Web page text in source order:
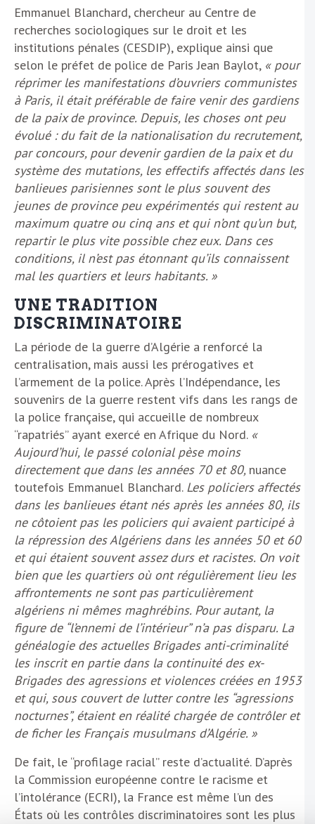
Emmanuel Blanchard, chercheur au Centre de
recherches sociologiques sur le droit et les
institutions pénales (CESDIP), explique ainsi que
selon le préfet de police de Paris Jean Baylot, « pour
réprimer les manifestations d’ouvriers communistes
à Paris, il était préférable de faire venir des gardiens
de la paix de province. Depuis, les choses ont peu
évolué : du fait de la nationalisation du recrutement,
par concours, pour devenir gardien de la paix et du
système des mutations, les effectifs affectés dans les
banlieues parisiennes sont le plus souvent des
jeunes de province peu expérimentés qui restent au
maximum quatre ou cinq ans et qui n’ont qu’un but,
repartir le plus vite possible chez eux. Dans ces
conditions, il n’est pas étonnant qu’ils connaissent
mal les quartiers et leurs habitants. »
UNE TRADITION
DISCRIMINATOIRE
La période de la guerre d’Algérie a renforcé la
centralisation, mais aussi les prérogatives et
l’armement de la police. Après l’Indépendance, les
souvenirs de la guerre restent vifs dans les rangs de
la police française, qui accueille de nombreux
“rapatriés” ayant exercé en Afrique du Nord. «
Aujourd’hui, le passé colonial pèse moins
directement que dans les années 70 et 80, nuance
toutefois Emmanuel Blanchard. Les policiers affectés
dans les banlieues étant nés après les années 80, ils
ne côtoient pas les policiers qui avaient participé à
la répression des Algériens dans les années 50 et 60
et qui étaient souvent assez durs et racistes. On voit
bien que les quartiers où ont régulièrement lieu les
affrontements ne sont pas particulièrement
algériens ni mêmes maghrébins. Pour autant, la
figure de “l’ennemi de l’intérieur” n’a pas disparu. La
généalogie des actuelles Brigades anti-criminalité
les inscrit en partie dans la continuité des ex-
Brigades des agressions et violences créées en 1953
et qui, sous couvert de lutter contre les “agressions
nocturnes”, étaient en réalité chargée de contrôler et
de ficher les Français musulmans d’Algérie. »
De fait, le “profilage racial” reste d’actualité. D’après
la Commission européenne contre le racisme et
l’intolérance (ECRI), la France est même l’un des
États où les contrôles discriminatoires sont les plus